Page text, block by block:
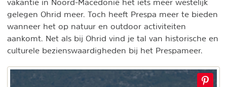
vakantie in Noord-Macedonië het iets meer westelijk
gelegen Ohrid meer. Toch heeft Prespa meer te bieden
wanneer het op natuur en outdoor activiteiten
aankomt. Net als bij Ohrid vind je tal van historische en
culturele bezienswaardigheden bij het Prespameer.